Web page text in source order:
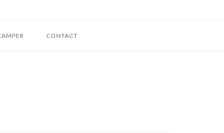
CONTACT